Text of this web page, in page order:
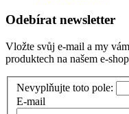
Odebírat newsletter
Vložte svůj e-mail a my
produktech na našem e-
Nevyplňujte toto pole:
E-mail